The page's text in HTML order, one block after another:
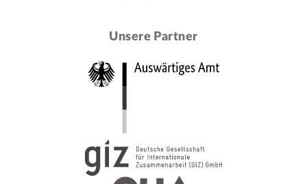
Unsere Partner